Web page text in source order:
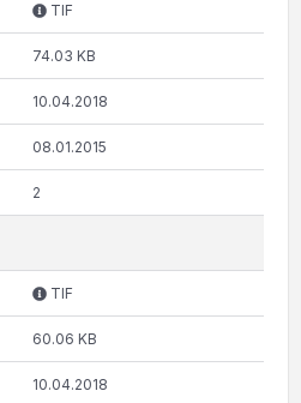
TIF
74.03 KB
10.04.2018
08.01.2015
2
TIF
60.06 KB
10.04.2018